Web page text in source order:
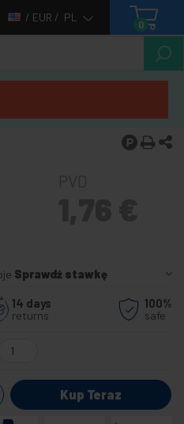
/ EUR / PL
0
Sprawdź stawkę
14 days
returns
100%
safe
Kup Teraz